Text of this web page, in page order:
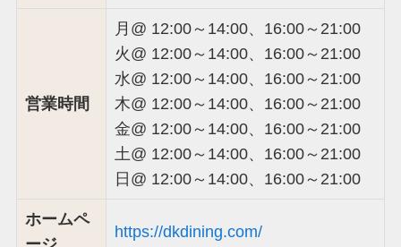
営業時間
月@ 12:00～14:00、16:00～21:00
火@ 12:00～14:00、16:00～21:00
水@ 12:00～14:00、16:00～21:00
木@ 12:00～14:00、16:00～21:00
金@ 12:00～14:00、16:00～21:00
土@ 12:00～14:00、16:00～21:00
日@ 12:00～14:00、16:00～21:00
ホームペ
https://dkdining.com/